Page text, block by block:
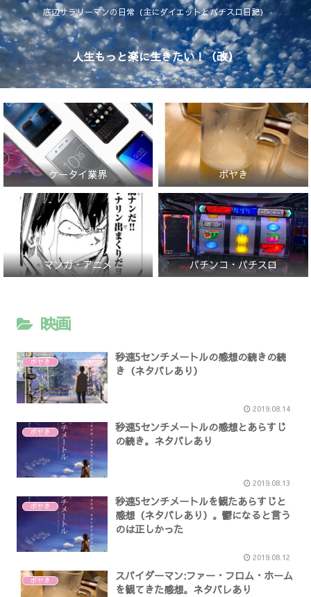
底辺サラリーマンの日常（主にダイエットとパチスロ日記）
人生もっと楽に生きたい！（改）
ケータイ業界 ボヤき
マンガ・アニメ パチンコ・パチスロ
映画
ボヤき
秒速5センチメートルの感想の続きの続
き（ネタバレあり）
2019.08.14
ボヤき
秒速5センチメートルの感想とあらすじ
の続き。ネタバレあり
2019.08.13
ボヤき
秒速5センチメートルを観たあらすじと
感想（ネタバレあり）。鬱になると言う
のは正しかった
2019.08.12
ボヤき
スパイダーマン:ファー・フロム・ホーム
を観てきた感想。ネタバレあり